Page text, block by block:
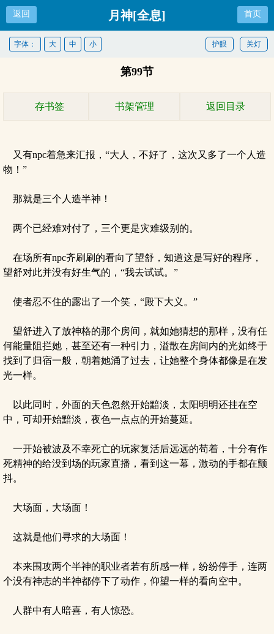
返回 月神[全息] 首页
关灯
护眼
字体： 大 中 小
第99节
存书签 书架管理 返回目录
又有npc着急来汇报，“大人，不好了，这次又多了一个人造
物！”
那就是三个人造半神！
两个已经难对付了，三个更是灾难级别的。
在场所有npc齐刷刷的看向了望舒，知道这是写好的程序，
望舒对此并没有好生气的，“我去试试。”
使者忍不住的露出了一个笑，“殿下大义。”
望舒进入了放神格的那个房间，就如她猜想的那样，没有任
何能量阻拦她，甚至还有一种引力，溢散在房间内的光如终于
找到了归宿一般，朝着她涌了过去，让她整个身体都像是在发
光一样。
以此同时，外面的天色忽然开始黯淡，太阳明明还挂在空
中，可却开始黯淡，夜色一点点的开始蔓延。
一开始被波及不幸死亡的玩家复活后远远的苟着，十分有作
死精神的给没到场的玩家直播，看到这一幕，激动的手都在颤
抖。
大场面，大场面！
这就是他们寻求的大场面！
本来围攻两个半神的职业者若有所感一样，纷纷停手，连两
个没有神志的半神都停下了动作，仰望一样的看向空中。
人群中有人暗喜，有人惊恐。